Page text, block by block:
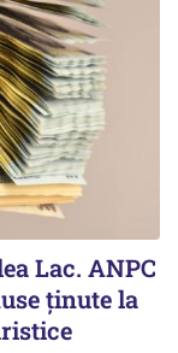
Lac. ANPC
ținute la